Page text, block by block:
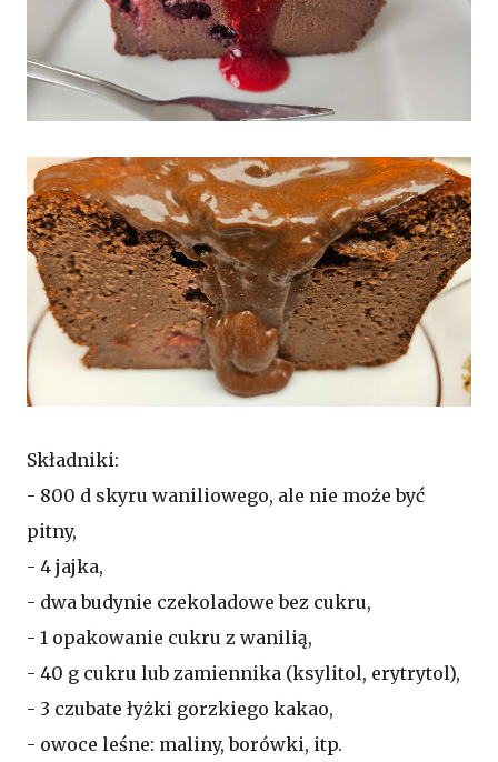
Składniki:
- 800 d skyru waniliowego, ale nie może być
pitny,
- 4 jajka,
- dwa budynie czekoladowe bez cukru,
- 1 opakowanie cukru z wanilią,
- 40 g cukru lub zamiennika (ksylitol, erytrytol),
- 3 czubate łyżki gorzkiego kakao,
- owoce leśne: maliny, borówki, itp.